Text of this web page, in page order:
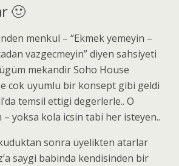
🙂
menkul – “Ekmek yemeyin –
vazgecmeyin” diyen sahsiyeti
mekandir Soho House
cok uyumlu bir konsept gibi geldi
temsil ettigi degerlerle.. O
yoksa kola icsin tabi her isteyen..
sonra üyelikten atarlar
saygi babinda kendisinden bir